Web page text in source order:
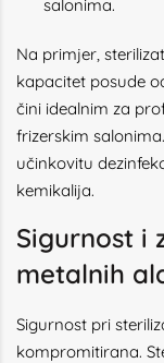
salonima.
Na primjer,
kapacitet posude
čini idealnim za
frizerskim
učinkovitu
kemikalija.
Sigurnost i
metalnih
Sigurnost pri
kompromitirana.